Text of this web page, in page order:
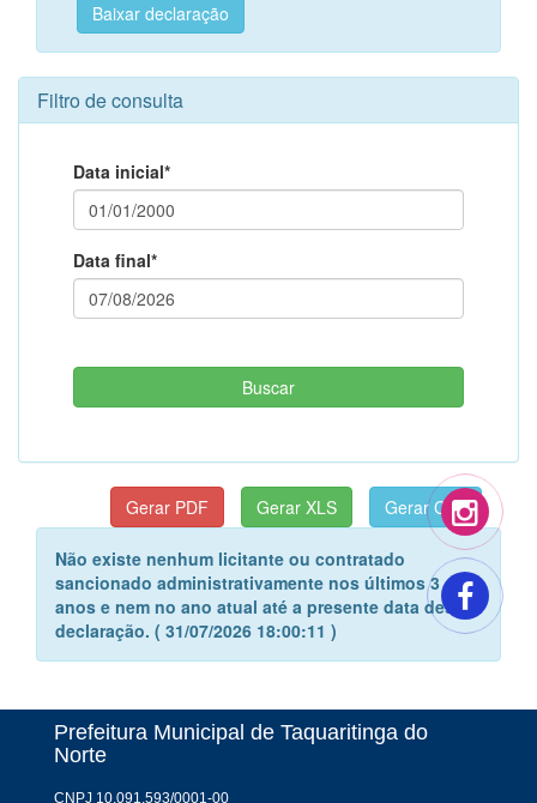
Baixar declaração
Filtro de consulta
Data inicial*
Data final*
Não existe nenhum licitante ou contratado
sancionado administrativamente nos últimos 3
anos e nem no ano atual até a presente data desta
declaração. ( 31/07/2026 18:00:11 )
Prefeitura Municipal de Taquaritinga do
Norte
CNPJ 10.091.593/0001-00